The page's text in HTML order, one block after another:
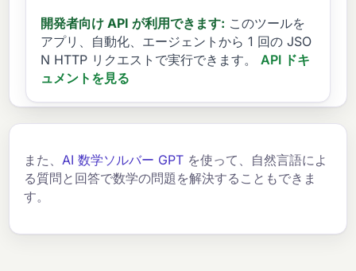
開発者向け API が利用できます: このツールを
アプリ、自動化、エージェントから 1 回の JSO
N HTTP リクエストで実行できます。
API ドキ
ュメントを見る
また、 AI 数学ソルバー GPT を使って、自然言語によ
る質問と回答で数学の問題を解決することもできま
す。